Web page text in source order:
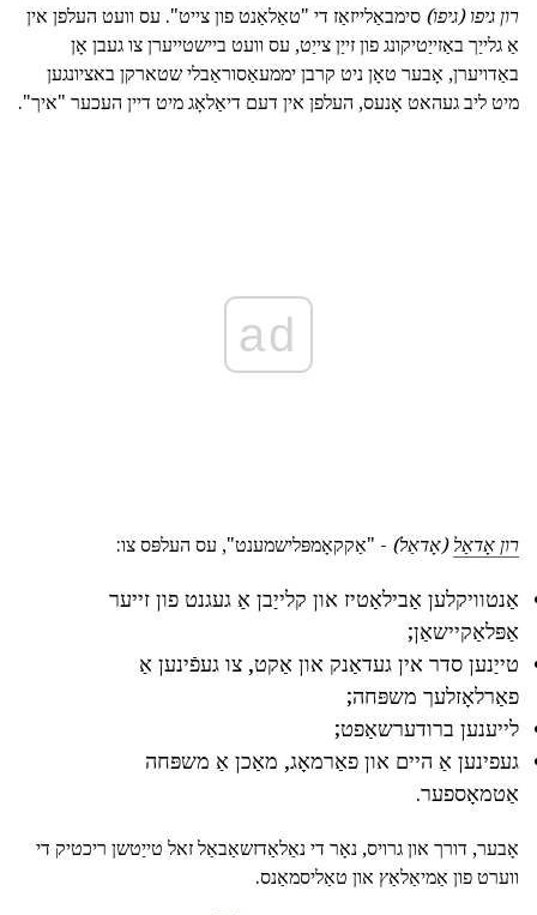
רון גיפו (גיפו) סימבאַלייזאַז די "טאַלאַנט פון צייט". עס וועט העלפן אין
אַ גלייַך באַזייַטיקונג פון זייַן צייַט, עס וועט ביישטייערן צו געבן אָן
באַדויערן, אָבער טאָן ניט קרבן יממעאַסוראַבלי שטארקן באציונגען
מיט ליב געהאט אָנעס, העלפן אין דעם דיאַלאָג מיט דיין העכער "איך".
ad
רון אָדאַל(אָדאַל) - "אַקקאָמפּלישמענט", עס העלפּס צו:
אַנטוויקלען אַבילאַטיז און קלייַבן אַ געגנט פון זייער
אַפּלאַקיישאַן;
טייַנען סדר אין געדאַנק און אַקט, צו געפֿינען אַ
פאַרלאָזלעך משפּחה;
לייענען ברודערשאַפט;
געפינען אַ היים און פאַרמאָג, מאַכן אַ משפּחה
אַטמאָספער.
אָבער, דורך און גרויס, נאָר די נאַלאַדזשאַבאַל זאל טייַטשן ריכטיק די
ווערט פון אַמיאַלאַץ און טאַליסמאַנס.